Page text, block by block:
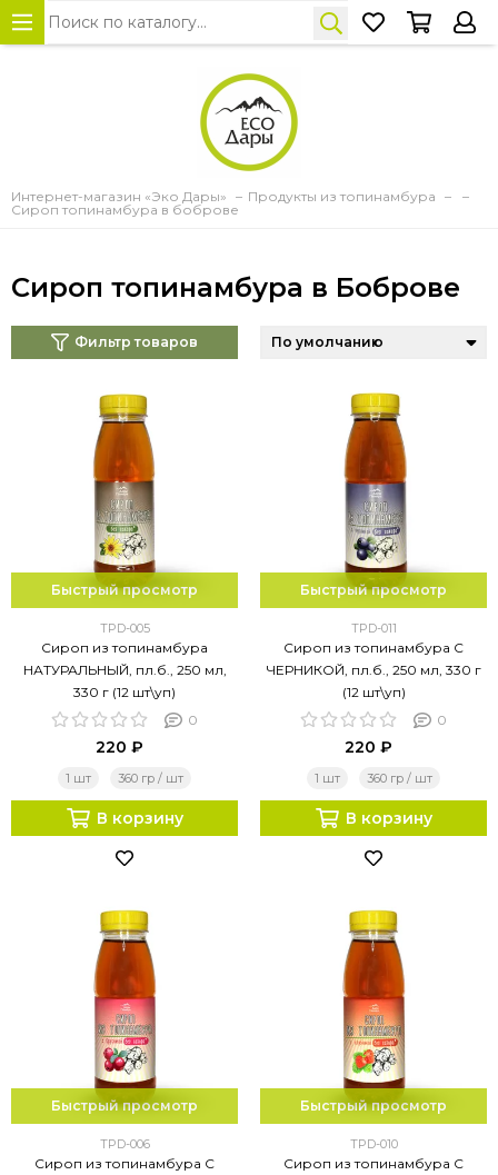
Интернет-магазин «Эко Дары»
Продукты из топинамбура
Сироп топинамбура в боброве
Сироп топинамбура в Боброве
Фильтр товаров
Быстрый просмотр
TPD-005
Сироп из топинамбура
НАТУРАЛЬНЫЙ, пл.б., 250 мл,
330 г (12 шт\уп)
0
220 ₽
1 шт 360 гр / шт
В корзину
Быстрый просмотр
TPD-011
Сироп из топинамбура С
ЧЕРНИКОЙ, пл.б., 250 мл, 330 г
(12 шт\уп)
0
220 ₽
1 шт 360 гр / шт
В корзину
Быстрый просмотр
TPD-006
Сироп из топинамбура С
Быстрый просмотр
TPD-010
Сироп из топинамбура С